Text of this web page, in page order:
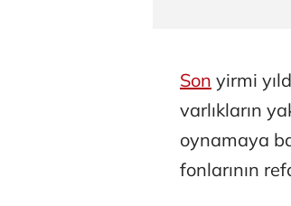
Son yirmi
varlıkların
oynamaya
fonlarının